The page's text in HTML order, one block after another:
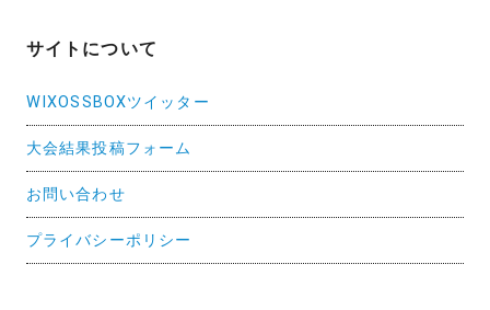
サイトについて
WIXOSSBOXツイッター
大会結果投稿フォーム
お問い合わせ
プライバシーポリシー